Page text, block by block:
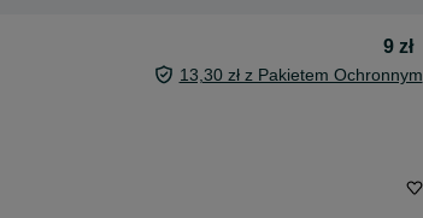
9 zł
13,30 zł z Pakietem Ochronnym